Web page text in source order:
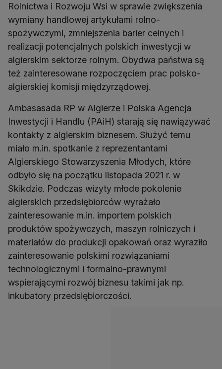
Rolnictwa i Rozwoju Wsi w sprawie zwiększenia
wymiany handlowej artykułami rolno-
spożywczymi, zmniejszenia barier celnych i
realizacji potencjalnych polskich inwestycji w
algierskim sektorze rolnym. Obydwa państwa są
też zainteresowane rozpoczęciem prac polsko-
algierskiej komisji międzyrządowej.
Ambasasada RP w Algierze i Polska Agencja
Inwestycji i Handlu (PAiH) starają się nawiązywać
kontakty z algierskim biznesem. Służyć temu
miało m.in. spotkanie z reprezentantami
Algierskiego Stowarzyszenia Młodych, które
odbyło się na początku listopada 2021 r. w
Skikdzie. Podczas wizyty młode pokolenie
algierskich przedsiębiorców wyrażało
zainteresowanie m.in. importem polskich
produktów spożywczych, maszyn rolniczych i
materiałów do produkcji opakowań oraz wyraziło
zainteresowanie polskimi rozwiązaniami
technologicznymi i formalno-prawnymi
wspierającymi rozwój biznesu takimi jak np.
inkubatory przedsiębiorczości.